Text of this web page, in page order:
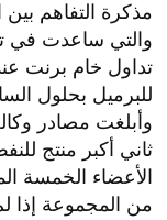
مذكرة التفاهم بين
والتي ساعدت في
للبرميل بحلول الساعة 13:09 بتوقيت
وأبلغت مصادر
ثاني أكبر منتج
الأعضاء الخمسة
من المجموعة إذا